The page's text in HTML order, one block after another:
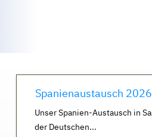
Spanienaustausch 2026
Unser Spanien-Austausch in
der Deutschen...